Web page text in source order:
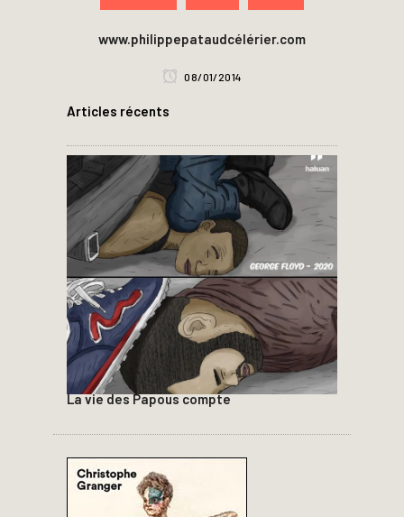
www.philippepataudcélérier.com
08/01/2014
Articles récents
La vie des Papous compte